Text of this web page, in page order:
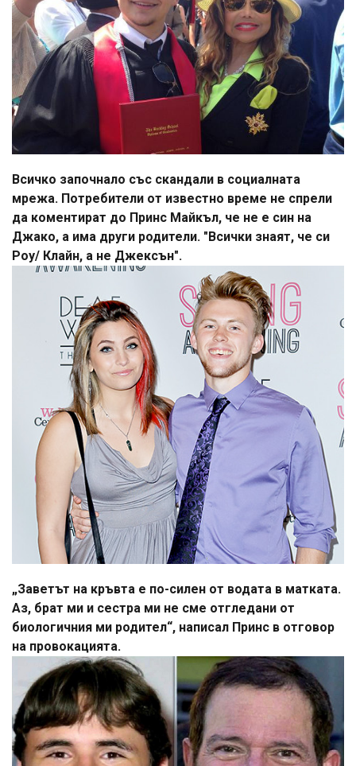
Всичко започнало със скандали в социалната
мрежа. Потребители от известно време не спрели
да коментират до Принс Майкъл, че не е син на
Джако, а има други родители. "Всички знаят, че си
Роу/ Клайн, а не Джексън".
„Заветът на кръвта е по-силен от водата в матката.
Аз, брат ми и сестра ми не сме отгледани от
биологичния ми родител“, написал Принс в отговор
на провокацията.